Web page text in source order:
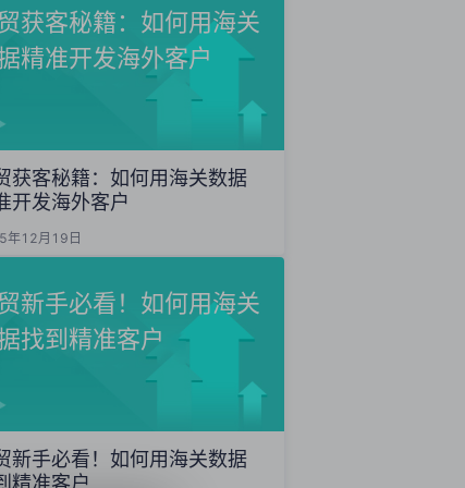
获客秘籍：如何用海关
精准开发海外客户
获客秘籍：如何用海关数据
开发海外客户
年12月19日
新手必看！如何用海关
找到精准客户
新手必看！如何用海关数据
精准客户